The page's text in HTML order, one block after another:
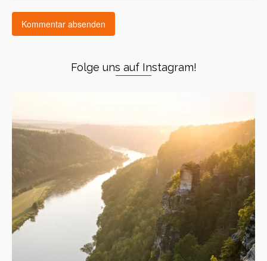
Folge uns auf Instagram!